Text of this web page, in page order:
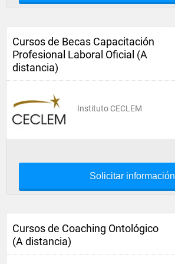
Cursos de Becas Capacitación
Profesional Laboral Oficial (A
distancia)
Instituto CECLEM
Solicitar información
Cursos de Coaching Ontológico
(A distancia)